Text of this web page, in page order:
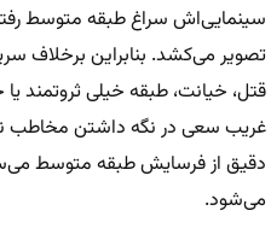
سینمایی‌اش سراغ طبقه متوسط
تصویر می‌کشد. بنابراین برخلاف
قتل، خیانت، طبقه خیلی ثروتمند
غریب سعی در نگه داشتن مخاطب
دقیق از فرسایش طبقه متوسط
می‌شود.